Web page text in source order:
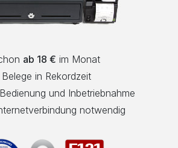
ab 18 € im Monat
Belege in Rekordzeit
und Inbetriebnahme
notwendig